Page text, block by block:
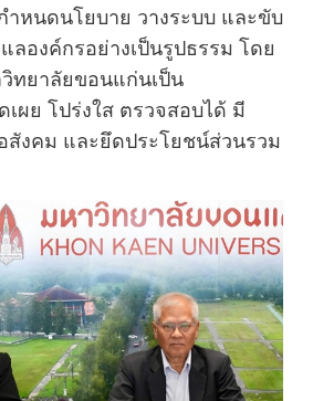
ำหนดนโยบาย วางระบบ และขับ
ลองค์กรอย่างเป็นรูปธรรม โดย
ทยาลัยขอนแก่นเป็น
เผย โปร่งใส ตรวจสอบได้ มี
งคม และยึดประโยชน์ส่วนรวม